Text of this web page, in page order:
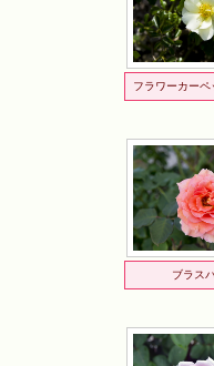
フラワーカーペ
ブラス